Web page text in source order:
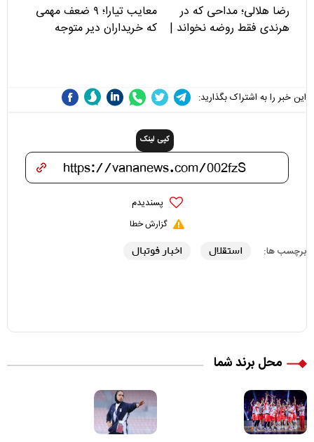
رضا هلالی؛ مداحی که در
هرندی فقط روضه نخواند |
معایب تیارا؛ ۹ ضعف مهمی
که خریداران دیر متوجه
این خبر را به اشتراک بگذارید:
کپی لینک
پسندیدم
گزارش خطا
برچسب ها: استقلال اخبار فوتبال
محل برند شما